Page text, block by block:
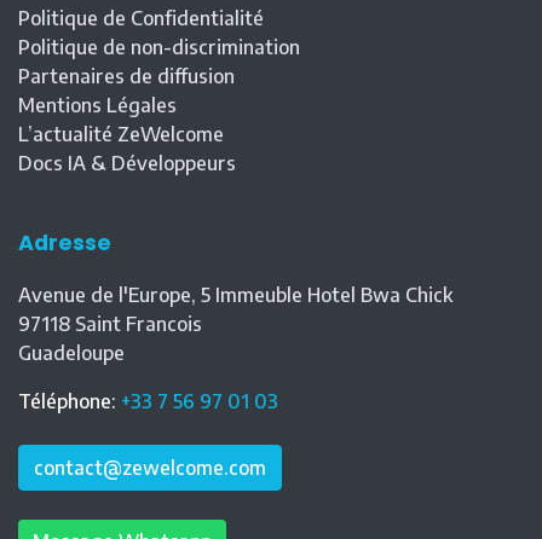
Politique de Confidentialité
Politique de non-discrimination
Partenaires de diffusion
Mentions Légales
L’actualité ZeWelcome
Docs IA & Développeurs
Adresse
Avenue de l'Europe, 5 Immeuble Hotel Bwa Chick
97118 Saint Francois
Guadeloupe
Téléphone: +33 7 56 97 01 03
contact@zewelcome.com